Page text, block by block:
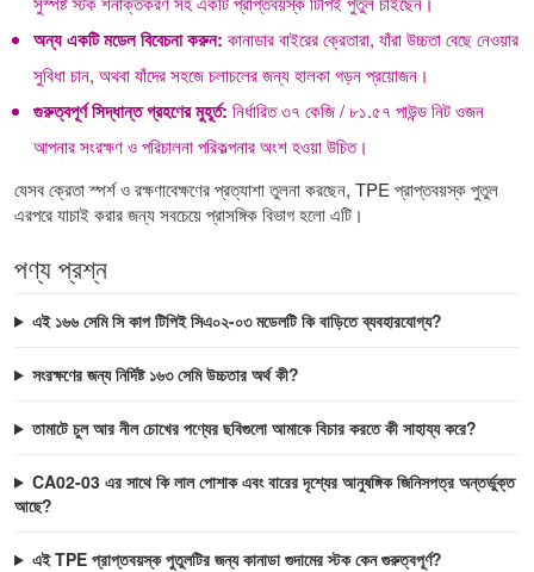
অন্য একটি মডেল বিবেচনা করুন: কানাডার বাইরের ক্রেতারা, যাঁরা উচ্চতা বেছে নেওয়ার
সুবিধা চান, অথবা যাঁদের সহজে চলাচলের জন্য হালকা গড়ন প্রয়োজন।
গুরুত্বপূর্ণ সিদ্ধান্ত গ্রহণের মুহূর্ত: নির্ধারিত ৩৭ কেজি / ৮১.৫৭ পাউন্ড নিট ওজন
আপনার সংরক্ষণ ও পরিচালনা পরিকল্পনার অংশ হওয়া উচিত।
যেসব ক্রেতা স্পর্শ ও রক্ষণাবেক্ষণের প্রত্যাশা তুলনা করছেন, TPE প্রাপ্তবয়স্ক পুতুল
এরপরে যাচাই করার জন্য সবচেয়ে প্রাসঙ্গিক বিভাগ হলো এটি।
পণ্য প্রশ্ন
এই ১৬৬ সেমি সি কাপ টিপিই সিএ০২-০৩ মডেলটি কি বাড়িতে ব্যবহারযোগ্য?
সংরক্ষণের জন্য নির্দিষ্ট ১৬৩ সেমি উচ্চতার অর্থ কী?
তামাটে চুল আর নীল চোখের পণ্যের ছবিগুলো আমাকে বিচার করতে কী সাহায্য করে?
CA02-03 এর সাথে কি লাল পোশাক এবং বারের দৃশ্যের আনুষঙ্গিক জিনিসপত্র অন্তর্ভুক্ত
আছে?
এই TPE প্রাপ্তবয়স্ক পুতুলটির জন্য কানাডা গুদামের স্টক কেন গুরুত্বপূর্ণ?